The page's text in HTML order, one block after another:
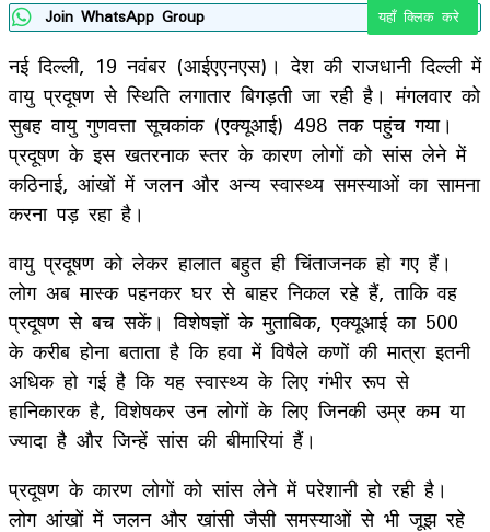
Join WhatsApp Group यहाँ क्लिक करे
नई दिल्ली, 19 नवंबर (आईएएनएस)। देश की राजधानी दिल्ली में
वायु प्रदूषण से स्थिति लगातार बिगड़ती जा रही है। मंगलवार को
सुबह वायु गुणवत्ता सूचकांक (एक्यूआई) 498 तक पहुंच गया।
प्रदूषण के इस खतरनाक स्तर के कारण लोगों को सांस लेने में
कठिनाई, आंखों में जलन और अन्य स्वास्थ्य समस्याओं का सामना
करना पड़ रहा है।
वायु प्रदूषण को लेकर हालात बहुत ही चिंताजनक हो गए हैं।
लोग अब मास्क पहनकर घर से बाहर निकल रहे हैं, ताकि वह
प्रदूषण से बच सकें। विशेषज्ञों के मुताबिक, एक्यूआई का 500
के करीब होना बताता है कि हवा में विषैले कणों की मात्रा इतनी
अधिक हो गई है कि यह स्वास्थ्य के लिए गंभीर रूप से
हानिकारक है, विशेषकर उन लोगों के लिए जिनकी उम्र कम या
ज्यादा है और जिन्हें सांस की बीमारियां हैं।
प्रदूषण के कारण लोगों को सांस लेने में परेशानी हो रही है।
लोग आंखों में जलन और खांसी जैसी समस्याओं से भी जूझ रहे